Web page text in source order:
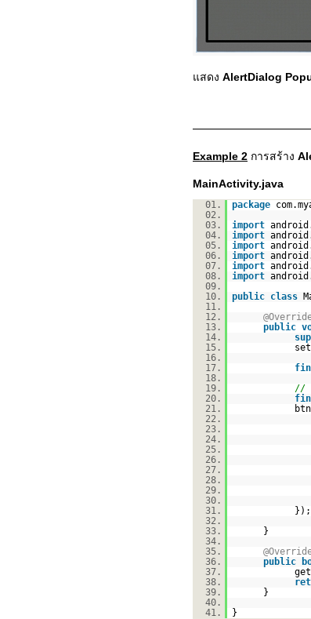
แสดง AlertDialog
Example 2 การสร้าง
MainActivity.java
01. package
02.
03.
import
04.
import
05.
import
06.
import
07.
import
08.
import
09.
10.
public class
11.
12.
13.
public
14.
15.
16.
17.
18.
19.
//
20.
21.
22.
23.
24.
25.
26.
27.
28.
29.
30.
31.
});
32.
33.
}
34.
35.
36.
public
37.
38.
39.
}
40.
41.
}